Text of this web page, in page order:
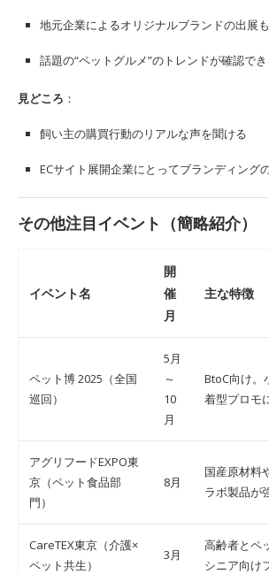
地元企業によるオリジナルブランドの出展
話題の“ペットグルメ”のトレンドが確認で
見どころ ：
飼い主の購買行動のリアルな声を聞ける
ECサイト展開企業にとってブランディング
その他注目イベント（簡略紹介）
イベント名
開
催
月
主な特徴
ペット博 2025（全国
巡回）
5月
～
10
月
BtoC向け。
着型プロモ
アグリフードEXPO東
京（ペット食品部
門）
8月
国産原材料
ラボ製品が
CareTEX東京（介護×
ペット共生）
3月
高齢者とペ
シニア向け